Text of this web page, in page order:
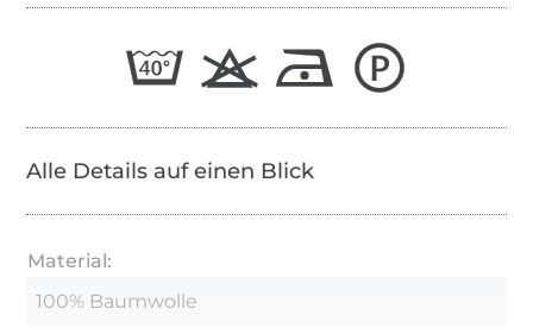
Alle Details auf einen Blick
Material:
100% Baumwolle